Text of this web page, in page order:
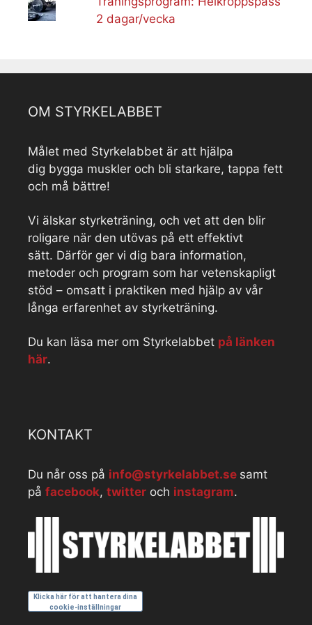
2 dagar/vecka
OM STYRKELABBET
Målet med Styrkelabbet är att hjälpa
dig bygga muskler och bli starkare, tappa fett
och må bättre!
Vi älskar styrketräning, och vet att den blir
roligare när den utövas på ett effektivt
sätt. Därför ger vi dig bara information,
metoder och program som har vetenskapligt
stöd – omsatt i praktiken med hjälp av vår
långa erfarenhet av styrketräning.
Du kan läsa mer om Styrkelabbet på länken
här.
KONTAKT
Du når oss på info@styrkelabbet.se samt
på facebook, twitter och instagram.
Klicka här för att hantera dina
cookie-inställningar